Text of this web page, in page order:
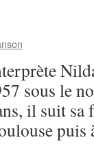
sous le
il suit